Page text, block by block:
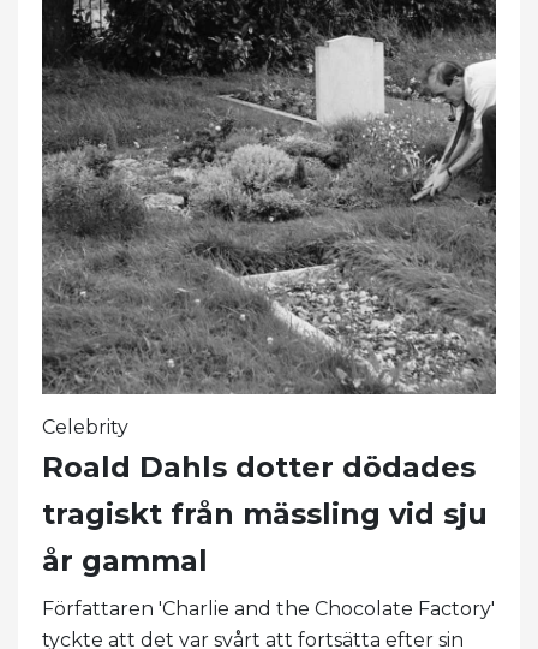
Celebrity
Roald Dahls dotter dödades
tragiskt från mässling vid sju
år gammal
Författaren 'Charlie and the Chocolate Factory'
tyckte att det var svårt att fortsätta efter sin